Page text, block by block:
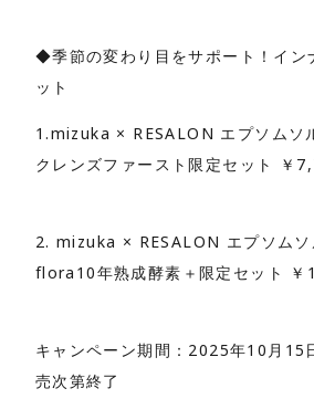
◆季節の変わり目をサポート！イン
ット
1.mizuka × RESALON エプソム
クレンズファースト限定セット ￥
2. mizuka × RESALON エプソム
flora10年熟成酵素＋限定セット ￥
キャンペーン期間：2025年10月15
売次第終了